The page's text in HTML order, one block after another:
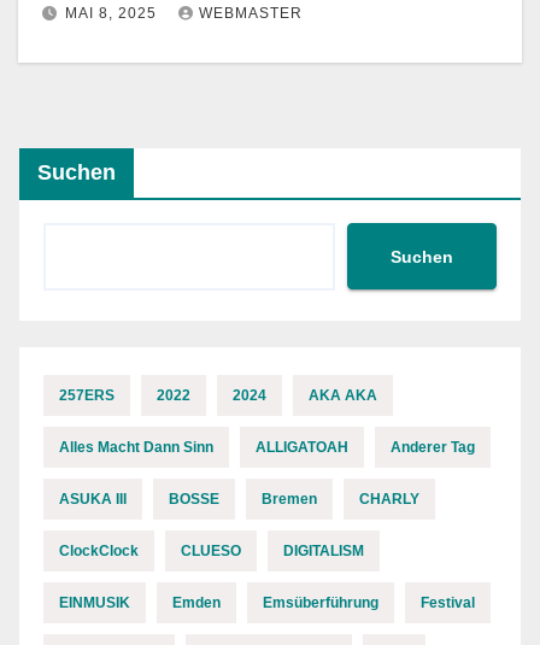
MAI 8, 2025 WEBMASTER
Suchen
Suchen
257ERS 2022 2024 AKA AKA
Alles Macht Dann Sinn ALLIGATOAH Anderer Tag
ASUKA III BOSSE Bremen CHARLY
ClockClock CLUESO DIGITALISM
EINMUSIK Emden Emsüberführung Festival